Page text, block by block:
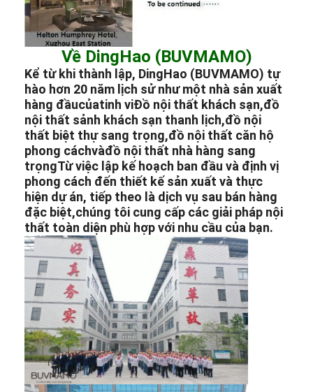
Về DingHao (BUVMAMO)
Kể từ khi thành lập, DingHao (BUVMAMO) tự
hào hơn 20 năm lịch sử như một nhà sản xuất
hàng đầucủatinh viĐồ nội thất khách sạn,đồ
nội thất sảnh khách sạn thanh lịch,đồ nội
thất biệt thự sang trọng,đồ nội thất căn hộ
phong cáchvàđồ nội thất nhà hàng sang
trọngTừ việc lập kế hoạch ban đầu và định vị
phong cách đến thiết kế sản xuất và thực
hiện dự án, tiếp theo là dịch vụ sau bán hàng
đặc biệt,chúng tôi cung cấp các giải pháp nội
thất toàn diện phù hợp với nhu cầu của bạn.